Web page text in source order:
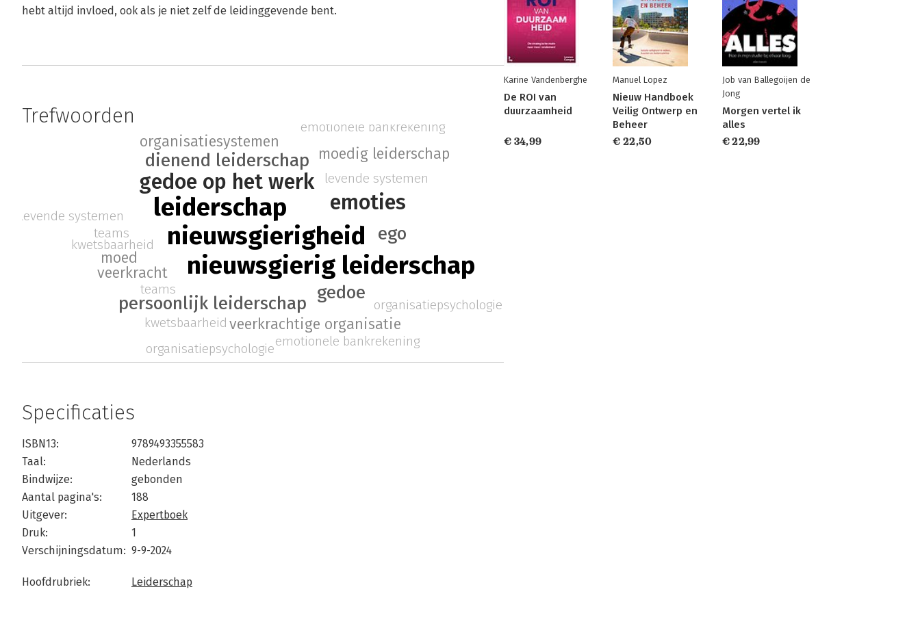
hebt altijd invloed, ook als je niet zelf de leidinggevende bent.
Trefwoorden
nieuwsgierigheid
leiderschap
nieuwsgierig leiderschap
gedoe op het werk
emoties
gedoe
persoonlijk leiderschap
ego
dienend leiderschap
veerkrachtige organisatie
veerkracht
moed
organisatiesystemen
moedig leiderschap
levende systemen
teams
kwetsbaarheid
organisatiepsychologie
emotionele bankrekening
levende systemen
teams
kwetsbaarheid
organisatiepsychologie
emotionele bankrekening
Specificaties
ISBN13:
9789493355583
Taal:
Nederlands
Bindwijze:
gebonden
Aantal pagina's:
188
Uitgever:
Expertboek
Druk:
1
Verschijningsdatum: 9-9-2024
Hoofdrubriek: Leiderschap
Karine Vandenberghe
De ROI van
duurzaamheid
€ 34,99
Manuel Lopez
Nieuw Handboek
Veilig Ontwerp en
Beheer
€ 22,50
Job van Ballegoijen de
Jong
Morgen vertel ik
alles
€ 22,99